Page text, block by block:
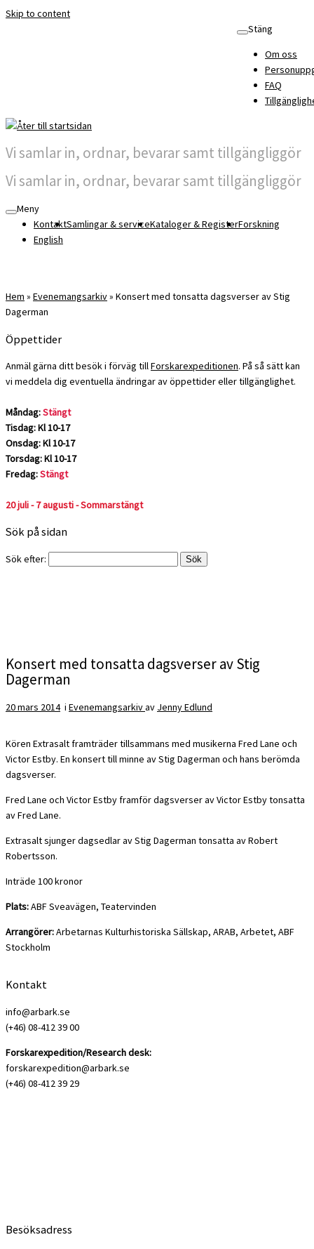
Skip to content
Stäng
Om oss
FAQ
Vi samlar in, ordnar, bevarar samt tillgängliggör
Vi samlar in, ordnar, bevarar samt tillgängliggör
Meny
KontaktSamlingar & serviceKataloger & RegisterForskning
English
Hem » Evenemangsarkiv» Konsert med tonsatta dagsverser av Stig
Dagerman
Öppettider
Anmäl gärna ditt besök i förväg tillForskarexpeditionen. På så sätt kan
vi meddela dig eventuella ändringar av öppettider eller tillgänglighet.
Måndag:Stängt
Tisdag: Kl 10-17
Onsdag: Kl 10-17
Torsdag: Kl 10-17
Fredag:Stängt
20 juli - 7 augusti - Sommarstängt
Sök på sidan
Sök efter:
Konsert med tonsatta dagsverser av Stig
Dagerman
20 mars 2014i Evenemangsarkivav Jenny Edlund
Kören Extrasalt framträder tillsammans med musikerna Fred Lane och
Victor Estby. En konsert till minne av Stig Dagerman och hans berömda
dagsverser.
Fred Lane och Victor Estby framför dagsverser av Victor Estby tonsatta
av Fred Lane.
Extrasalt sjunger dagsedlar av Stig Dagerman tonsatta av Robert
Robertsson.
Inträde 100 kronor
Plats:ABF Sveavägen, Teatervinden
Arrangörer:Arbetarnas Kulturhistoriska Sällskap, ARAB, Arbetet, ABF
Stockholm
Kontakt
info@arbark.se
(+46) 08-412 39 00
Forskarexpedition/Research desk:
forskarexpedition@arbark.se
(+46) 08-412 39 29
Besöksadress